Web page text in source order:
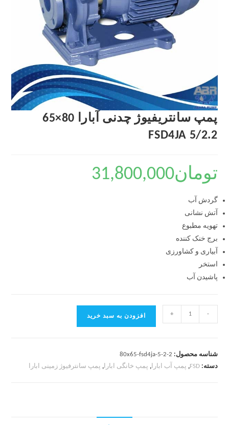
پمپ سانتریفیوژ چدنی آبارا 80×65
FSD4JA 5/2.2
تومان31,800,000
گردش آب
آتش نشانی
تهویه مطبوع
برج خنک کننده
آبیاری و کشاورزی
استخر
پاشیدن آب
-
+ افزودن به سبد خرید
شناسه محصول: 80x65-fsd4ja-5-2-2
دسته:FSD
, پمپ آب ابارا, پمپ خانگی ابارا, پمپ سانترفیوژ زمینی ابارا